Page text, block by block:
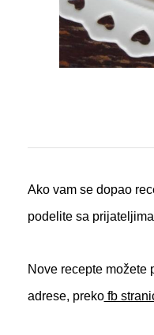
Ako vam se dopao
podelite sa
Nove recepte možete
adrese, prekofb